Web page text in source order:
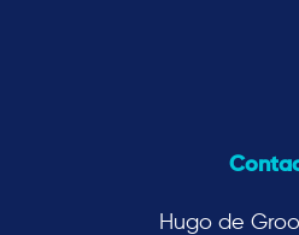
Hugo de